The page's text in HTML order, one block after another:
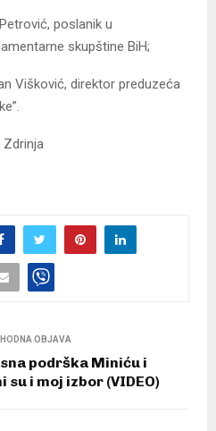
poslanik u
skupštine BiH;
Višković, direktor preduzeća
Zdrinja
OBJAVA
podrška Miniću i
su i moj izbor (VIDEO)